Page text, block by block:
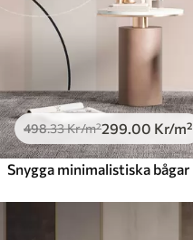
498.33Kr/m²299 .00 Kr/m²
Snygga minimalistiska bågar